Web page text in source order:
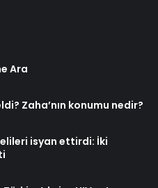
Ara
Zaha’nın konumu nedir?
isyan ettirdi: İki